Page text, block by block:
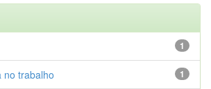
1
1
no trabalho